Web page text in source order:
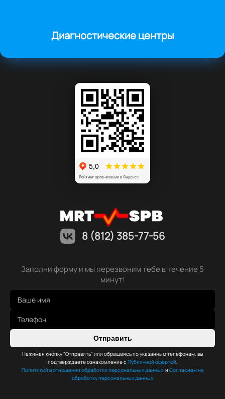
Диагностические центры
8 (812) 385-77-56
Заполни форму и мы перезвоним тебе в течение 5
минут!
Отправить
Нажимая кнопку "Отправить" или обращаясь по указанным телефонам, вы
подтверждаете ознакомление с Публичной офертой
Политикой в отношении обработки персональных данных и Согласием на
обработку персональных данных